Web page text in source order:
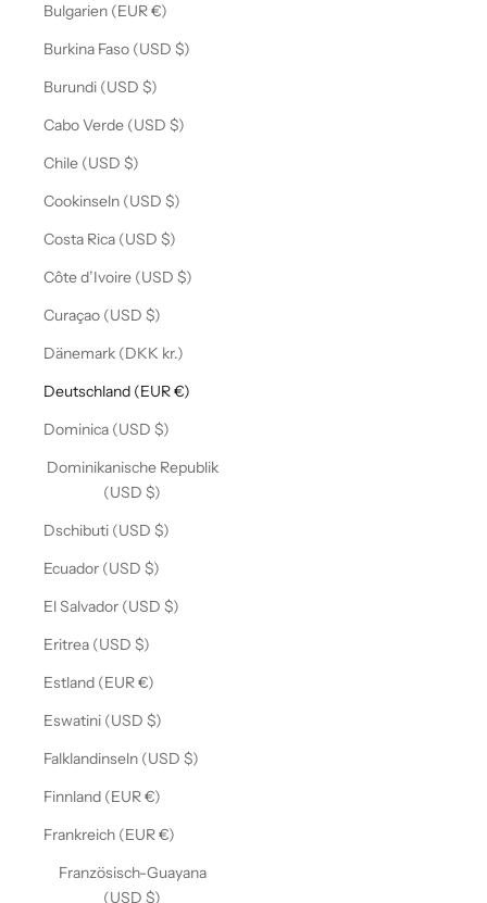
Bulgarien (EUR €)
Burkina Faso (USD $)
Burundi (USD $)
Cabo Verde (USD $)
Chile (USD $)
Cookinseln (USD $)
Costa Rica (USD $)
Côte d’Ivoire (USD $)
Curaçao (USD $)
Dänemark (DKK kr.)
Deutschland (EUR €)
Dominica (USD $)
Dominikanische Republik
(USD $)
Dschibuti (USD $)
Ecuador (USD $)
El Salvador (USD $)
Eritrea (USD $)
Estland (EUR €)
Eswatini (USD $)
Falklandinseln (USD $)
Finnland (EUR €)
Frankreich (EUR €)
Französisch-Guayana
(USD $)